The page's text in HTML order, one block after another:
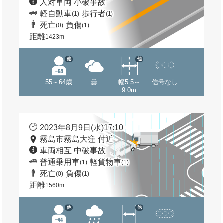
人対車両 小破事故
軽自動車(1) 歩行者(1)
死亡(0) 負傷(1)
距離1423m
55～64歳
他
曇
幅5.5～
9.0m
他
信号なし
2023年8月9日(水)17:10
霧島市霧島大窪 付近
車両相互 中破事故
普通乗用車(1) 軽貨物車(1)
死亡(0) 負傷(1)
距離1560m
他 他